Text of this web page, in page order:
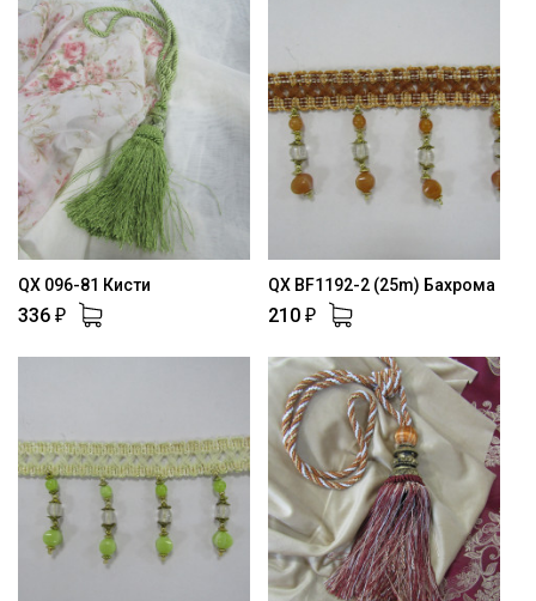
QX 096-81 Кисти
336 ₽
QX BF1192-2 (25m) Бахрома
210 ₽